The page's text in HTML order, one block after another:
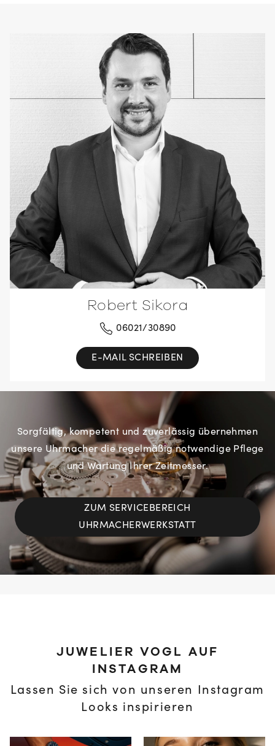
Robert Sikora
06021/30890
E-MAIL SCHREIBEN
Sorgfältig, kompetent und zuverlässig übernehmen
unsere Uhrmacher die regelmäßig notwendige Pflege
und Wartung Ihrer Zeitmesser.
ZUM SERVICEBEREICH
UHRMACHERWERKSTATT
JUWELIER VOGL AUF
INSTAGRAM
Lassen Sie sich von unseren Instagram
Looks inspirieren